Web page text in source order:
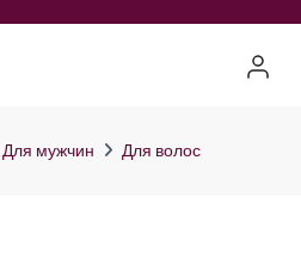
Для мужчин Для волос